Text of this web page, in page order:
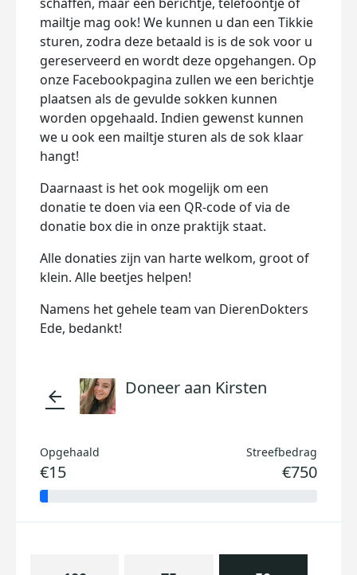
mailtje mag ook! We kunnen u dan een Tikkie
sturen, zodra deze betaald is is de sok voor u
gereserveerd en wordt deze opgehangen. Op
onze Facebookpagina zullen we een berichtje
plaatsen als de gevulde sokken kunnen
worden opgehaald. Indien gewenst kunnen
we u ook een mailtje sturen als de sok klaar
hangt!
Daarnaast is het ook mogelijk om een
donatie te doen via een QR-code of via de
donatie box die in onze praktijk staat.
Alle donaties zijn van harte welkom, groot of
klein. Alle beetjes helpen!
Namens het gehele team van DierenDokters
Ede, bedankt!
arrow_back Doneer aan Kirsten
Opgehaald
€15
Streefbedrag
€750